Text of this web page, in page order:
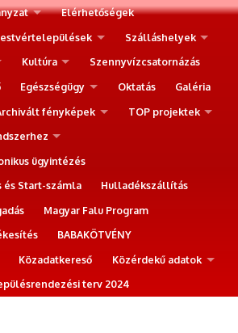
Elérhetőségek
Szálláshelyek
Kultúra
Szennyvízcsatornázás
Egészségügy Oktatás
Galéria
fényképek
TOP projektek
ügyintézés
és Start-számla
Hulladékszállítás
Magyar Falu Program
BABAKÖTVÉNY
Közadatkereső
Közérdekű adatok
terv 2024